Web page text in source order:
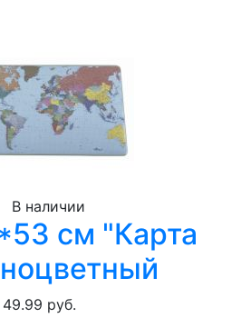
В наличии
см "Карта
49.99 руб.